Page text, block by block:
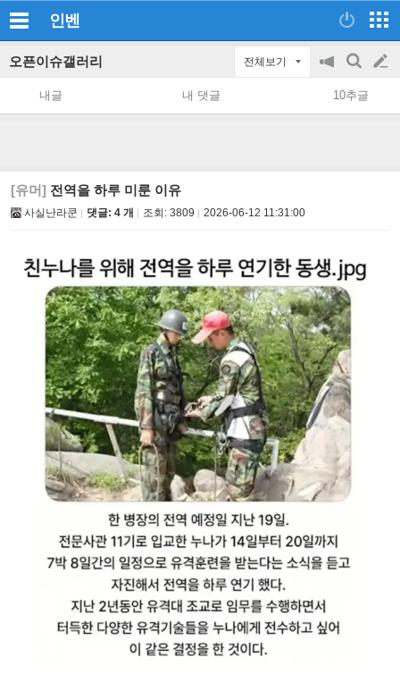
인벤
오픈이슈갤러리 전체보기
공
지
on/off
검
색
글
쓰
내글 내 댓글 10추글
[유머] 전역을 하루 미룬 이유
사실난라쿤 댓글: 4 개 조회: 3809 2026-06-12 11:31:00